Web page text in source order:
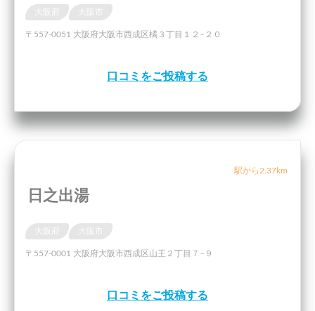
〒557-0051 大阪府大阪市西成区橘３丁目１２−２０
口コミをご投稿する
駅から2.37km
日之出湯
〒557-0001 大阪府大阪市西成区山王２丁目７−９
口コミをご投稿する